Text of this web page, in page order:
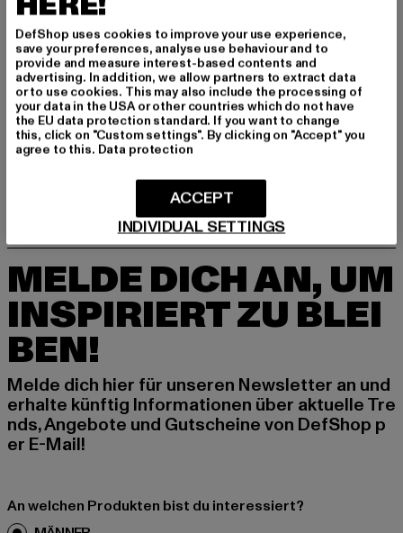
PUMA
Suede Mayu Slip-On Teddy Womens
46,20 EUR
Derzeitiger Preis: 46,20 EUR
104,99 EURAktionspreis: 104,99 EUR
TIMBERLAND
MELDE DICH AN, UM
INSPIRIERT ZU BLEI
BEN!
Melde dich hier für unseren Newsletter an und
erhalte künftig Informationen über aktuelle Tre
nds, Angebote und Gutscheine von DefShop p
er E-Mail!
An welchen Produkten bist du interessiert?
DefShop uses cookies to improve your use experience,
save your preferences, analyse use behaviour and to
provide and measure interest-based contents and
advertising. In addition, we allow partners to extract data
or to use cookies. This may also include the processing of
your data in the USA or other countries which do not have
the EU data protection standard. If you want to change
this, click on "Custom settings". By clicking on "Accept" you
agree to this. Data protection
INDIVIDUAL SETTINGS
ACCEPT